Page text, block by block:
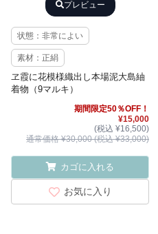
プレビュー
状態：非常によい
素材：正絹
ヱ霞に花模様織出し本場泥大島紬
着物（9マルキ）
期間限定50％OFF！
¥15,000
(税込 ¥16,500)
通常価格 ¥30,000 (税込 ¥33,000)
カゴに入れる
お気に入り